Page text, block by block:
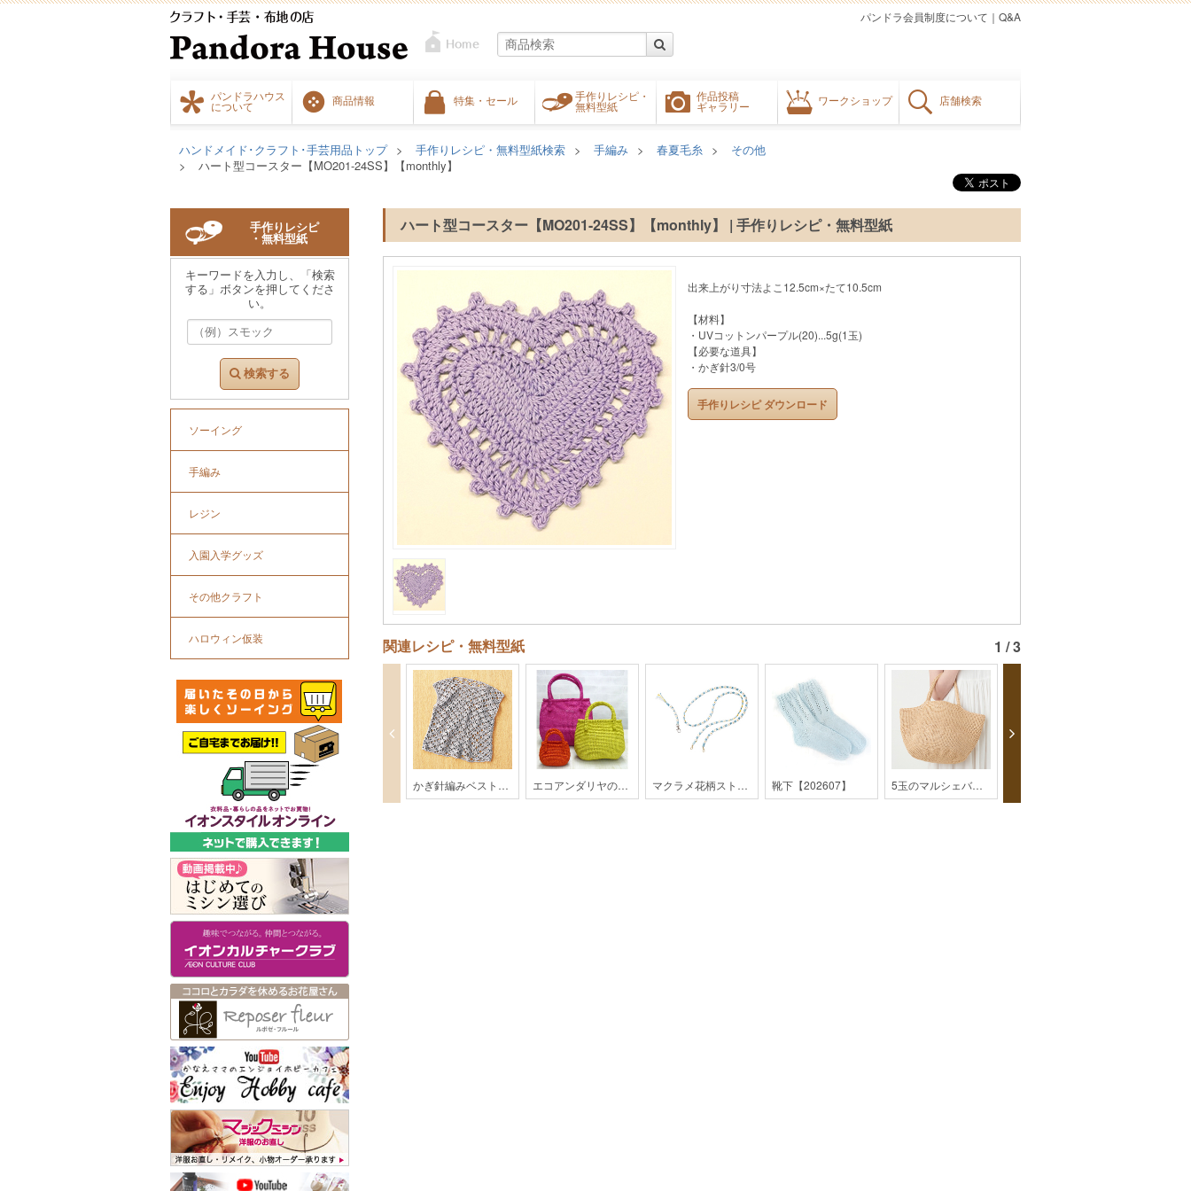
パンドラハウス
について
商品情報 特集・セール
手作りレシピ・
無料型紙
作品投稿
ギャラリー
ワークショップ 店舗検索
Q&A
｜
パンドラ会員制度について
ハンドメイド･クラフト･手芸用品トップ 手作りレシピ・無料型紙検索 手編み 春夏毛糸
その他
ハート型コースター【MO201-24SS】【monthly】
ハート型コースター【MO201-24SS】【monthly】 | 手作りレシピ・無料型紙
出来上がり寸法よこ12.5cm×たて10.5cm
【材料】
・UVコットンパープル(20)...5g(1玉)
【必要な道具】
・かぎ針3/0号
手作りレシピ ダウンロード
関連レシピ・無料型紙 1 / 3
かぎ針編みベスト【MO1-24SS】 エコアンダリヤのバッグ【 SUN-16SS】 マクラメ花柄ストラップ【MO-104-25SS】 靴下【202607】 5玉のマルシェバッグ【2019SS】
手作りレシピ
・無料型紙
キーワードを入力し、「検索
する」ボタンを押してくださ
い。
検索する
ソーイング
手編み
レジン
入園入学グッズ
その他クラフト
ハロウィン仮装